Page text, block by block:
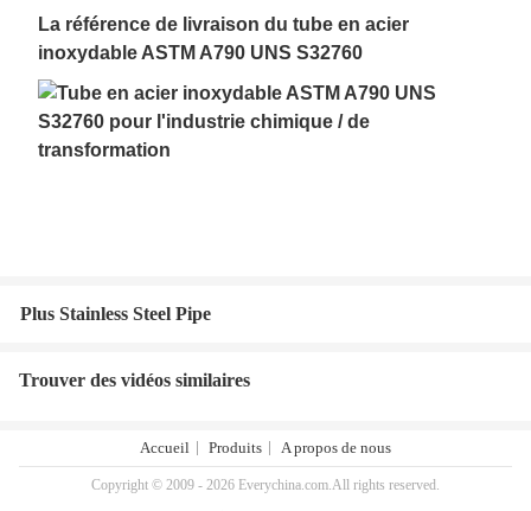
La référence de livraison du tube en acier
inoxydable ASTM A790 UNS S32760
Plus Stainless Steel Pipe
Trouver des vidéos similaires
Accueil Produits A propos de nous
Copyright © 2009 - 2026 Everychina.com.All rights reserved.